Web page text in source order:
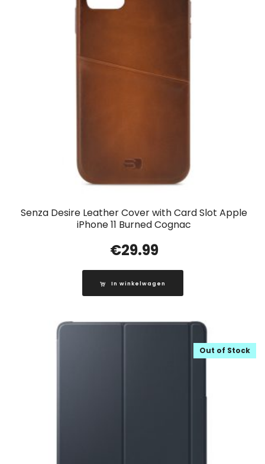
Senza Desire Leather Cover with Card Slot Apple
iPhone 11 Burned Cognac
€29.99
In winkelwagen
Out of Stock